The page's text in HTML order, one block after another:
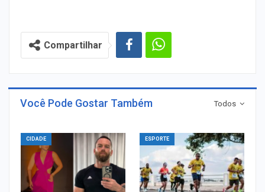
Compartilhar
Todos
Você Pode Gostar Também
CIDADE ESPORTE